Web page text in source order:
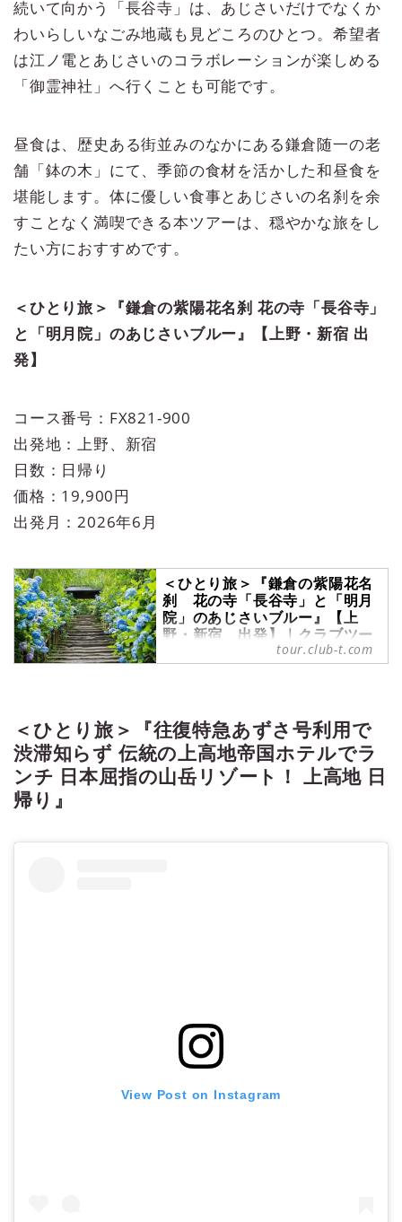
続いて向かう「長谷寺」は、あじさいだけでなくか
わいらしいなごみ地蔵も見どころのひとつ。希望者
は江ノ電とあじさいのコラボレーションが楽しめる
「御霊神社」へ行くことも可能です。
昼食は、歴史ある街並みのなかにある鎌倉随一の老
舗「鉢の木」にて、季節の食材を活かした和昼食を
堪能します。体に優しい食事とあじさいの名刹を余
すことなく満喫できる本ツアーは、穏やかな旅をし
たい方におすすめです。
＜ひとり旅＞『鎌倉の紫陽花名刹 花の寺「長谷寺」
と「明月院」のあじさいブルー』【上野・新宿 出
発】
コース番号：FX821-900
出発地：上野、新宿
日数：日帰り
価格：19,900円
出発月：2026年6月
＜ひとり旅＞『鎌倉の紫陽花名
刹 花の寺「長谷寺」と「明月
院」のあじさいブルー』【上
野・新宿 出発】｜クラブツー
発】の紹介をしています。ツアー・
旅行のお申込ならクラブツーリズ
ム。
tour.club-t.com
＜ひとり旅＞『往復特急あずさ号利用で
渋滞知らず 伝統の上高地帝国ホテルでラ
ンチ 日本屈指の山岳リゾート！ 上高地 日
帰り』
View Post on Instagram